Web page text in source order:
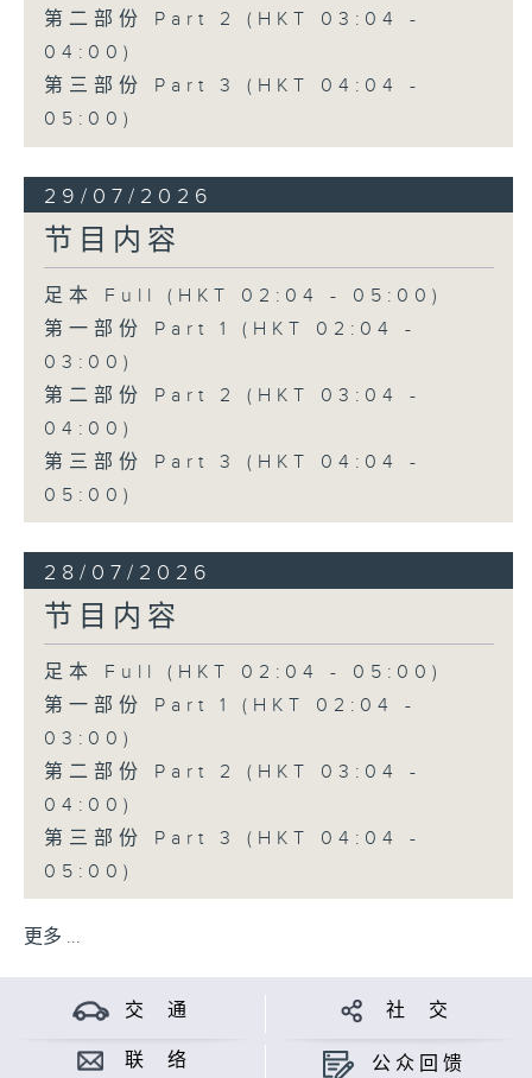
第二部份 Part 2 (HKT 03:04 -
04:00)
第三部份 Part 3 (HKT 04:04 -
05:00)
29/07/2026
节目内容
足本 Full (HKT 02:04 - 05:00)
第一部份 Part 1 (HKT 02:04 -
03:00)
第二部份 Part 2 (HKT 03:04 -
04:00)
第三部份 Part 3 (HKT 04:04 -
05:00)
28/07/2026
节目内容
足本 Full (HKT 02:04 - 05:00)
第一部份 Part 1 (HKT 02:04 -
03:00)
第二部份 Part 2 (HKT 03:04 -
04:00)
第三部份 Part 3 (HKT 04:04 -
05:00)
更多 ...
交 通 社 交
联 络 公众回馈